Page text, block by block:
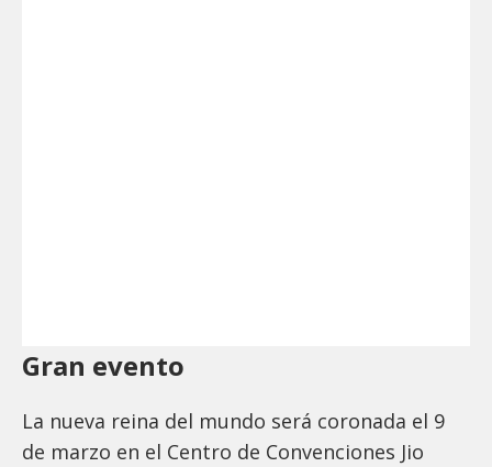
Gran evento
La nueva reina del mundo será coronada el 9
de marzo en el Centro de Convenciones Jio